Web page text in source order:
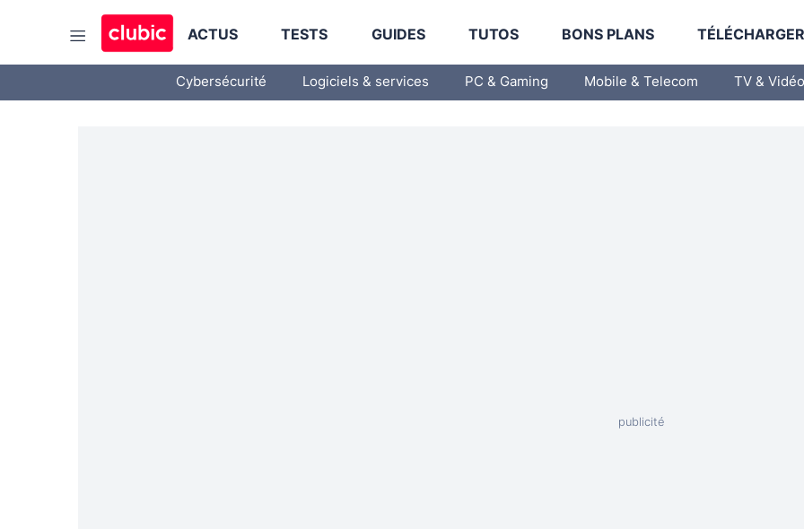
ACTUS TESTS GUIDES TUTOS BONS PLANS
Cybersécurité Logiciels & services PC & Gaming Mobile & Telecom TV & Vidéo